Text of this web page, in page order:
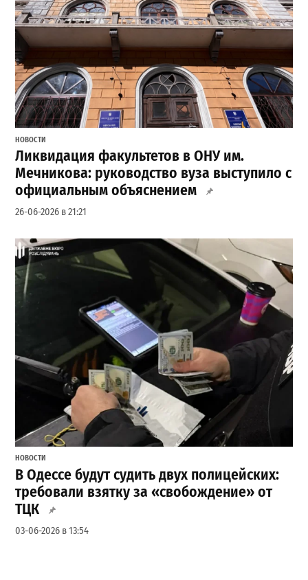
НОВОСТИ
Ликвидация факультетов в ОНУ им.
Мечникова: руководство вуза выступило с
официальным объяснением
26-06-2026 в 21:21
НОВОСТИ
В Одессе будут судить двух полицейских:
требовали взятку за «свобождение» от
ТЦК
03-06-2026 в 13:54